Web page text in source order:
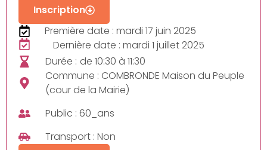
Inscription
Première date : mardi 17 juin 2025
Dernière date : mardi 1 juillet 2025
Durée : de 10:30 à 11:30
Commune : COMBRONDE Maison du Peuple
(cour de la Mairie)
Public : 60_ans
Transport : Non